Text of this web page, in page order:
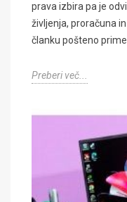
prava izbira pa je
življenja, proračuna
članku pošteno
Preberi več...